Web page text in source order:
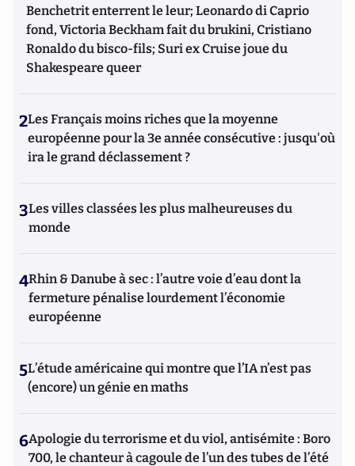
Benchetrit enterrent le leur; Leonardo di Caprio
fond, Victoria Beckham fait du brukini, Cristiano
Ronaldo du bisco-fils; Suri ex Cruise joue du
Shakespeare queer
2Les Français moins riches que la moyenne
européenne pour la 3e année consécutive : jusqu'où
ira le grand déclassement ?
3Les villes classées les plus malheureuses du
monde
4Rhin & Danube à sec : l’autre voie d’eau dont la
fermeture pénalise lourdement l’économie
européenne
5L’étude américaine qui montre que l’IA n’est pas
(encore) un génie en maths
6Apologie du terrorisme et du viol, antisémite : Boro
700, le chanteur à cagoule de l’un des tubes de l’été